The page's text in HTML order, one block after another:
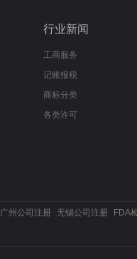
行业新闻
工商服务
记账报税
商标分类
各类许可
广州公司注册 无锡公司注册 FDA